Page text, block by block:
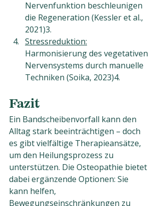
Nervenfunktion beschleunigen
die Regeneration (Kessler et al.,
2021)3.
Stressreduktion:
Harmonisierung des vegetativen
Nervensystems durch manuelle
Techniken (Soika, 2023)4.
Fazit
Ein Bandscheibenvorfall kann den
Alltag stark beeinträchtigen – doch
es gibt vielfältige Therapieansätze,
um den Heilungsprozess zu
unterstützen. Die Osteopathie bietet
dabei ergänzende Optionen: Sie
kann helfen,
Bewegungseinschränkungen zu